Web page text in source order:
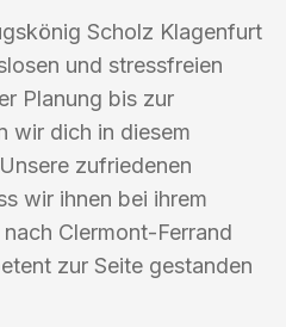
Scholz Klagenfurt
und stressfreien
Planung bis zur
wir dich in diesem
zufriedenen
wir ihnen bei ihrem
Clermont-Ferrand
zur Seite gestanden